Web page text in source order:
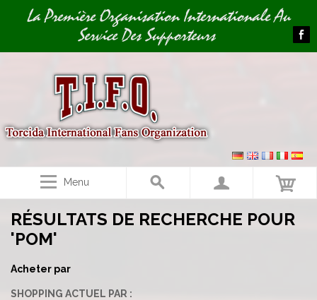
Image 01La Première Organisation Internationale Au
Service Des Supporteurs
Menu
RÉSULTATS DE RECHERCHE POUR
'POM'
Acheter par
SHOPPING ACTUEL PAR :